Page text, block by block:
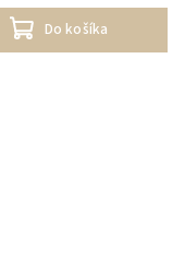
Do košíka